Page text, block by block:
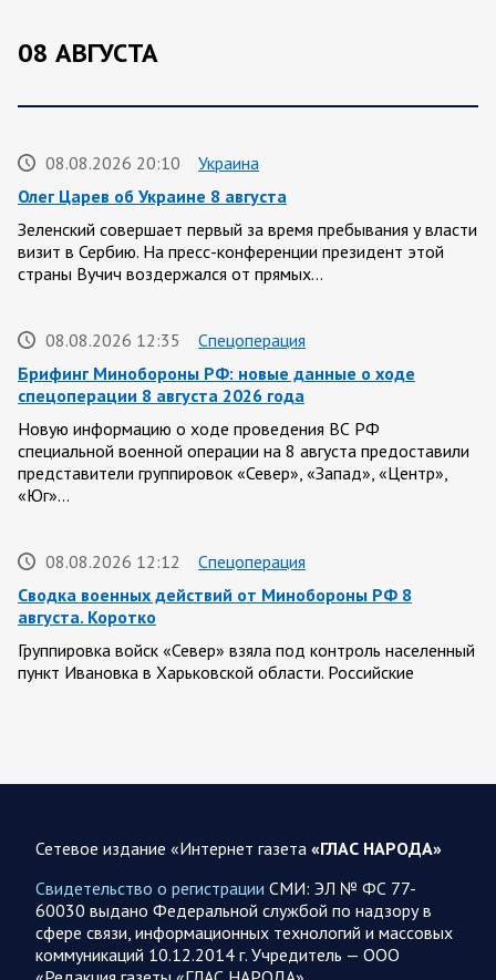
08 АВГУСТА
08.08.2026 20:10
Украина
Олег Царев об Украине 8 августа
Зеленский совершает первый за время пребывания у власти
визит в Сербию. На пресс-конференции президент этой
страны Вучич воздержался от прямых…
08.08.2026 12:35
Спецоперация
Брифинг Минобороны РФ: новые данные о ходе
спецоперации 8 августа 2026 года
Новую информацию о ходе проведения ВС РФ
специальной военной операции на 8 августа предоставили
представители группировок «Север», «Запад», «Центр»,
«Юг»…
08.08.2026 12:12
Спецоперация
Сводка военных действий от Минобороны РФ 8
августа. Коротко
Группировка войск «Север» взяла под контроль населенный
пункт Ивановка в Харьковской области. Российские
Олег Царев сообщает: Мониторинг противника насчитал
якобы «сбиты/подавлены» – 135. В Киеве…
08.08.2026 10:05 Спецоперация
Сетевое издание «Интернет газета «ГЛАС НАРОДА»
Свидетельство о регистрации СМИ: ЭЛ № ФС 77-
60030 выдано Федеральной службой по надзору в
сфере связи, информационных технологий и массовых
коммуникаций 10.12.2014 г. Учредитель — ООО